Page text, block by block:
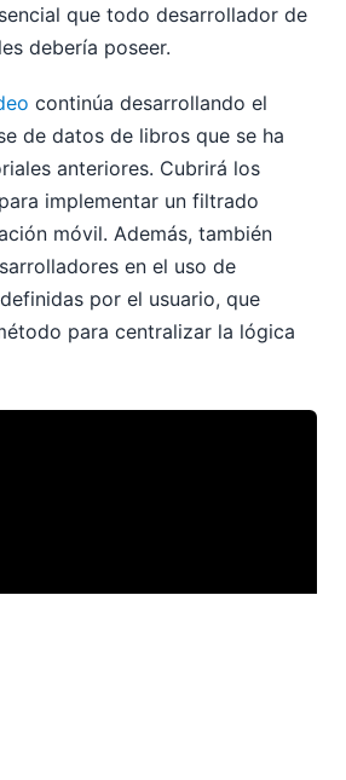
que todo desarrollador de
debería poseer.
continúa desarrollando el
de datos de libros que se ha
anteriores. Cubrirá los
implementar un filtrado
móvil. Además, también
en el uso de
por el usuario, que
para centralizar la lógica